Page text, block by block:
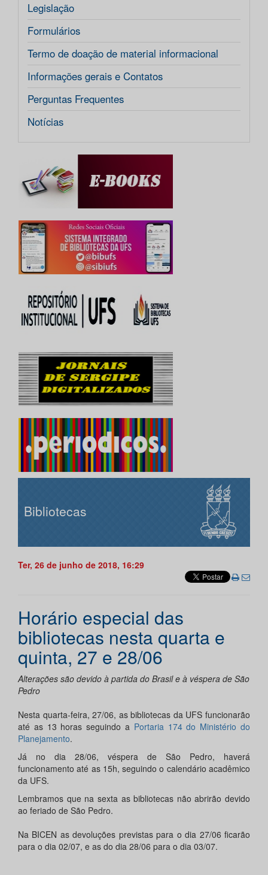
Legislação
Formulários
Termo de doação de material informacional
Informações gerais e Contatos
Perguntas Frequentes
Notícias
Bibliotecas
Ter, 26 de junho de 2018, 16:29
Horário especial das
bibliotecas nesta quarta e
quinta, 27 e 28/06
Alterações são devido à partida do Brasil e à véspera de São
Pedro
Nesta quarta-feira, 27/06, as bibliotecas da UFS funcionarão
até as 13 horas seguindo a Portaria 174 do Ministério do
Planejamento.
Já no dia 28/06, véspera de São Pedro, haverá
funcionamento até as 15h, seguindo o calendário acadêmico
da UFS.
Lembramos que na sexta as bibliotecas não abrirão devido
ao feriado de São Pedro.
Na BICEN as devoluções previstas para o dia 27/06 ficarão
para o dia 02/07, e as do dia 28/06 para o dia 03/07.